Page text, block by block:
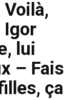
lui
– Fais
ça